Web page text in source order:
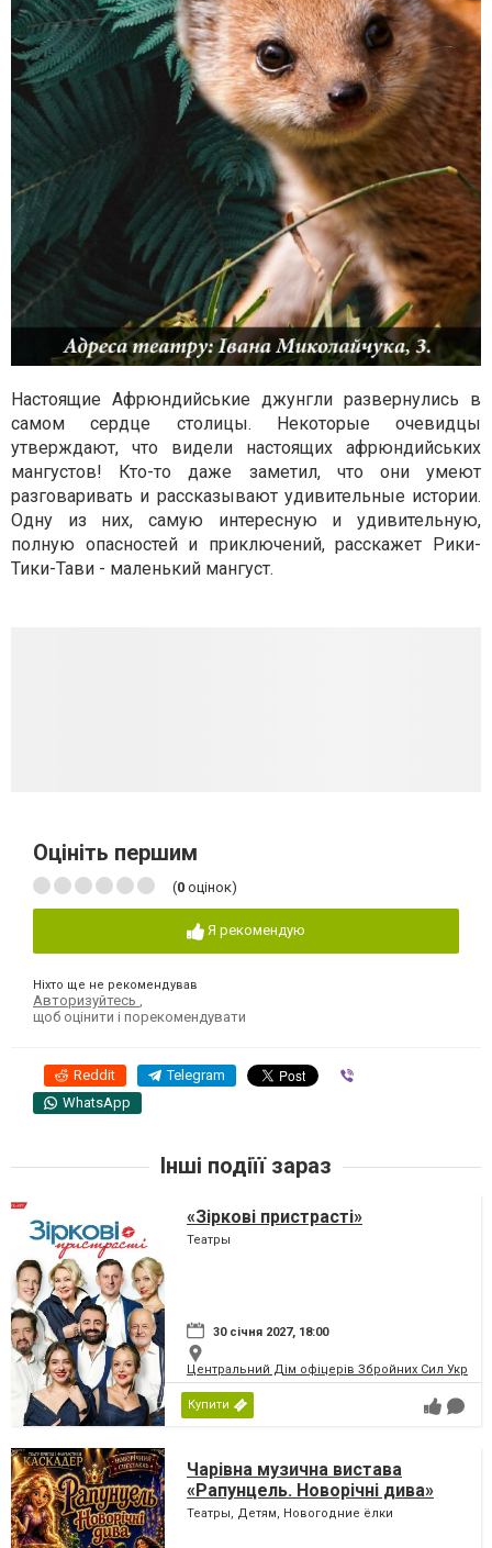
Настоящие Афрюндийськие джунгли развернулись в
самом сердце столицы. Некоторые очевидцы
утверждают, что видели настоящих афрюндийських
мангустов! Кто-то даже заметил, что они умеют
разговаривать и рассказывают удивительные истории.
Одну из них, самую интересную и удивительную,
полную опасностей и приключений, расскажет Рики-
Тики-Тави - маленький мангуст.
Оцініть першим
(0 оцінок)
Я рекомендую
Ніхто ще не рекомендував
Авторизуйтесь
щоб оцінити і порекомендувати
Reddit Telegram
WhatsApp
Інші подіїї зараз
«Зіркові пристрасті»
Театры
30 січня 2027, 18:00
Центральний Дім офіцерів Збройних Сил
Купити
Чарівна музична вистава
«Рапунцель. Новорічні дива»
Театры, Детям, Новогодние ёлки